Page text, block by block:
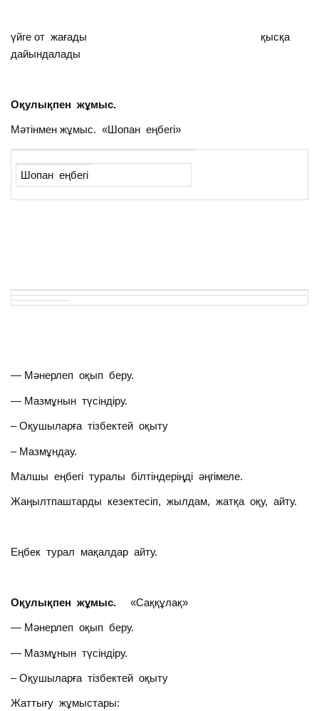
үйге от жағады қысқа
дайындалады
Оқулықпен жұмыс.
Мәтінмен жұмыс. «Шопан еңбегі»
Шопан еңбегі
— Мәнерлеп оқып беру.
— Мазмұнын түсіндіру.
– Оқушыларға тізбектей оқыту
– Мазмұндау.
Малшы еңбегі туралы білтіндеріңді әңгімеле.
Жаңылтпаштарды кезектесіп, жылдам, жатқа оқу, айту.
Еңбек турал мақалдар айту.
Оқулықпен жұмыс. «Саққұлақ»
— Мәнерлеп оқып беру.
— Мазмұнын түсіндіру.
– Оқушыларға тізбектей оқыту
Жаттығу жұмыстары: